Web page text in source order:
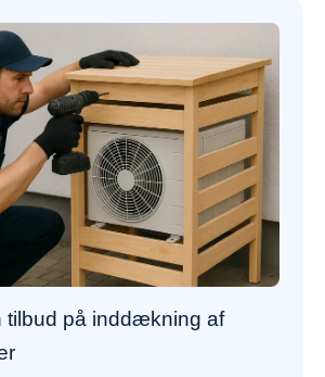
tilbud på inddækning af